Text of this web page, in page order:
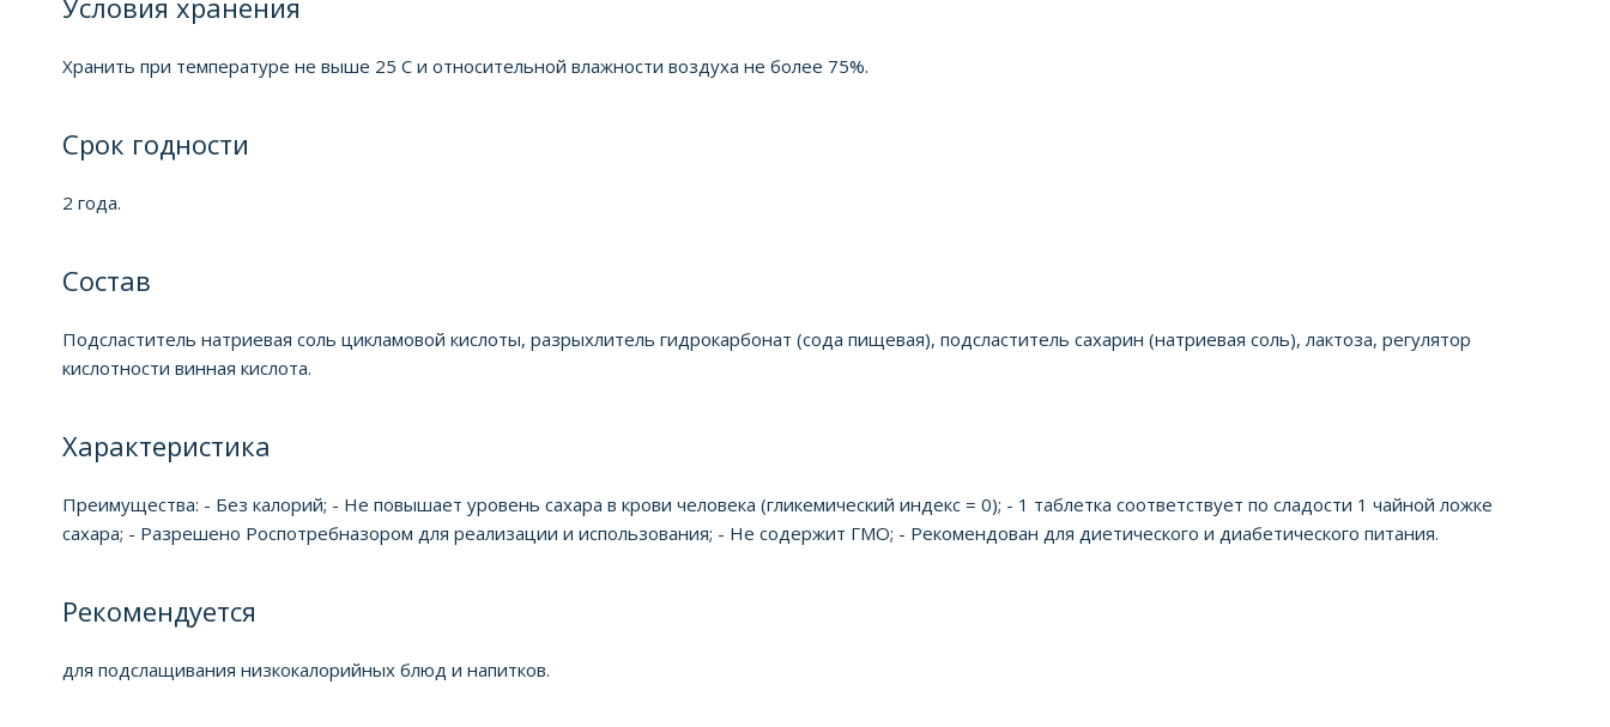
Хранить при температуре не выше 25 С и относительной влажности воздуха не более 75%.
Срок годности
2 года.
Состав
Подсластитель натриевая соль цикламовой кислоты, разрыхлитель гидрокарбонат (сода пищевая), подсластитель сахарин (натриевая соль), лактоза, регулятор
кислотности винная кислота.
Характеристика
Преимущества: - Без калорий; - Не повышает уровень сахара в крови человека (гликемический индекс = 0); - 1 таблетка соответствует по сладости 1 чайной ложке
сахара; - Разрешено Роспотребназором для реализации и использования; - Не содержит ГМО; - Рекомендован для диетического и диабетического питания.
Рекомендуется
для подслащивания низкокалорийных блюд и напитков.